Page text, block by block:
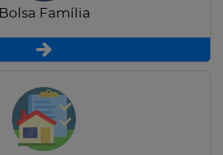
Bolsa Família